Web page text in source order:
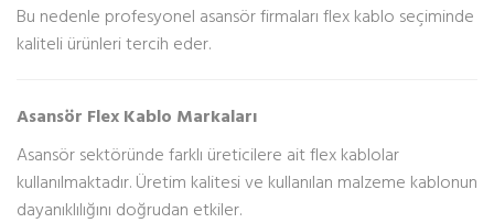
Bu nedenle profesyonel asansör firmaları flex kablo seçiminde
kaliteli ürünleri tercih eder.
Asansör Flex Kablo Markaları
Asansör sektöründe farklı üreticilere ait flex kablolar
kullanılmaktadır. Üretim kalitesi ve kullanılan malzeme kablonun
dayanıklılığını doğrudan etkiler.